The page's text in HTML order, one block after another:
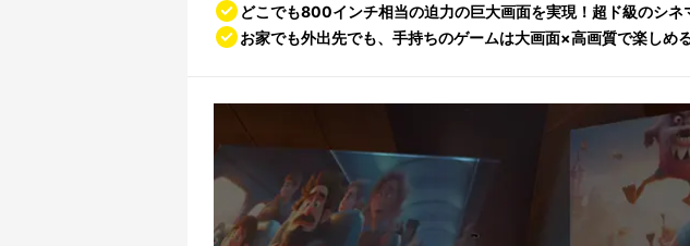
どこでも800インチ相当の迫力の巨大画面を実現！超ド級のシネ
お家でも外出先でも、手持ちのゲームは大画面×高画質で楽しめ